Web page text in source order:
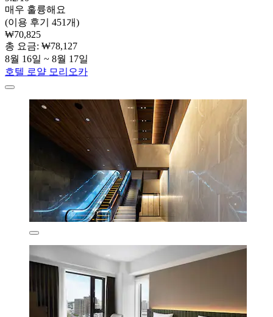
매우 훌륭해요
(이용 후기 451개)
₩70,825
총 요금: ₩78,127
8월 16일 ~ 8월 17일
호텔 로얄 모리오카